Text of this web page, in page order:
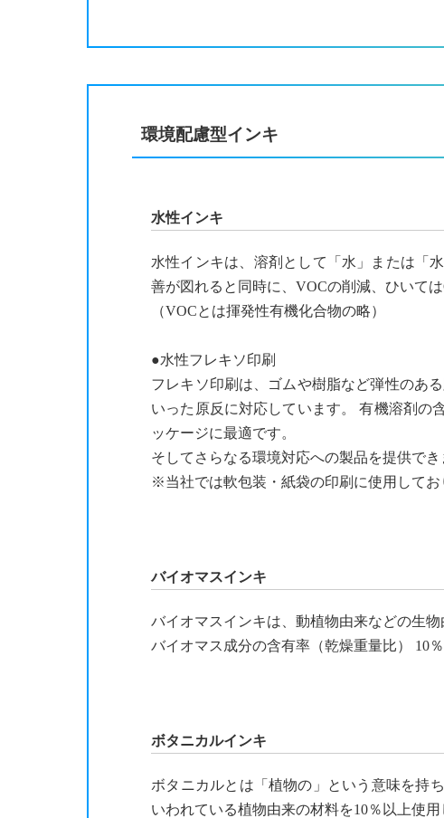
環境配慮型インキ
水性インキ
水性インキは、溶剤として「水」または「
善が図れると同時に、VOCの削減、ひいて
（VOCとは揮発性有機化合物の略）
●水性フレキソ印刷
フレキソ印刷は、ゴムや樹脂など弾性のあ
いった原反に対応しています。 有機溶剤の
ッケージに最適です。
そしてさらなる環境対応への製品を提供でき
※当社では軟包装・紙袋の印刷に使用してお
バイオマスインキ
バイオマスインキは、動植物由来などの生
バイオマス成分の含有率（乾燥重量比） 10
ボタニカルインキ
ボタニカルとは「植物の」という意味を持
いわれている植物由来の材料を10％以上使用